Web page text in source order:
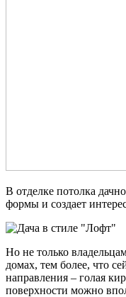
В отделке потолка
формы и создает
Но не только
домах, тем более, что
направления – голая
поверхности можно